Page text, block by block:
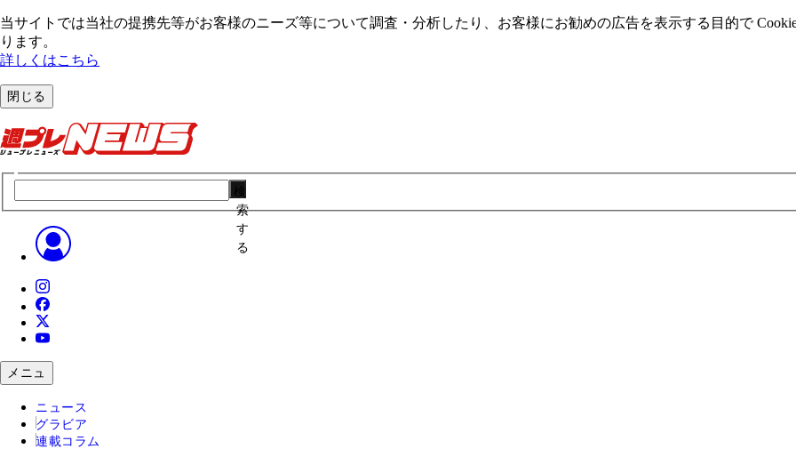
当サイトでは当社の提携先等がお客様のニーズ等について調査・分析したり、お客様にお勧めの広告を表⽰する⽬的で
ります。
詳しくはこちら
閉じる
索
す
る
メニュ
ニュース
グラビア
連載コラム